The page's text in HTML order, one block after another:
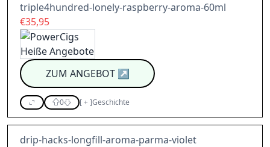
triple4hundred-lonely-raspberry-aroma-60ml
€35,95
ZUM ANGEBOT↗
0 [+]Geschichte
drip-hacks-longfill-aroma-parma-violet